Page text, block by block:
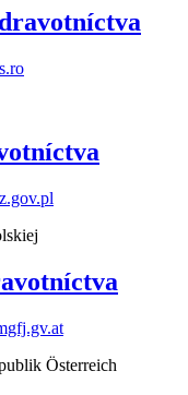
Österreich